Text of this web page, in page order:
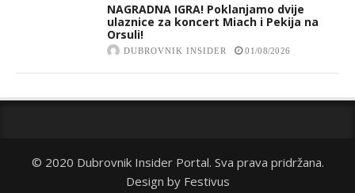
NAGRADNA IGRA! Poklanjamo dvije
ulaznice za koncert Miach i Pekija na
Orsuli!
DUBROVNIK INSIDER 01/08/2026
© 2020 Dubrovnik Insider Portal. Sva prava pridržana.
Design by Festivus